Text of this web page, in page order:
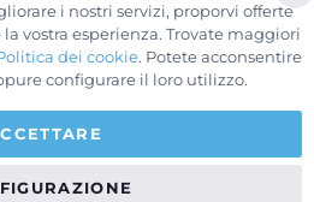
i nostri servizi, proporvi offerte
vostra esperienza. Trovate maggiori
dei cookie. Potete acconsentire
configurare il loro utilizzo.